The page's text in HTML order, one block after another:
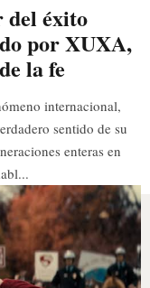
del éxito
por XUXA,
la fe
internacional,
sentido de su